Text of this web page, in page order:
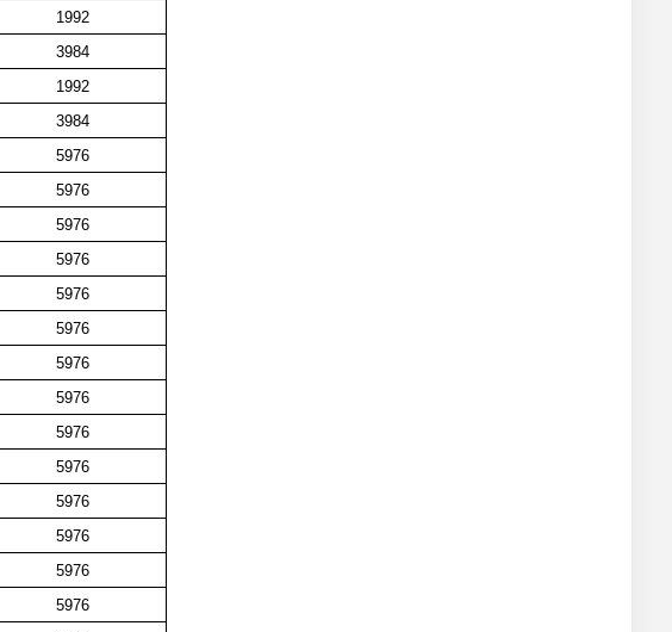
1992
3984
1992
3984
5976
5976
5976
5976
5976
5976
5976
5976
5976
5976
5976
5976
5976
5976